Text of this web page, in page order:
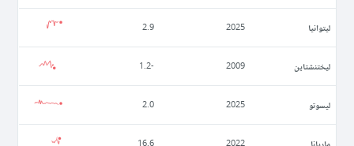
ليتوانيا 2025
2.9
ليختنشتاين 2009
-1.2
ليسوتو 2025
2.0
ماريانا 2022
16.6